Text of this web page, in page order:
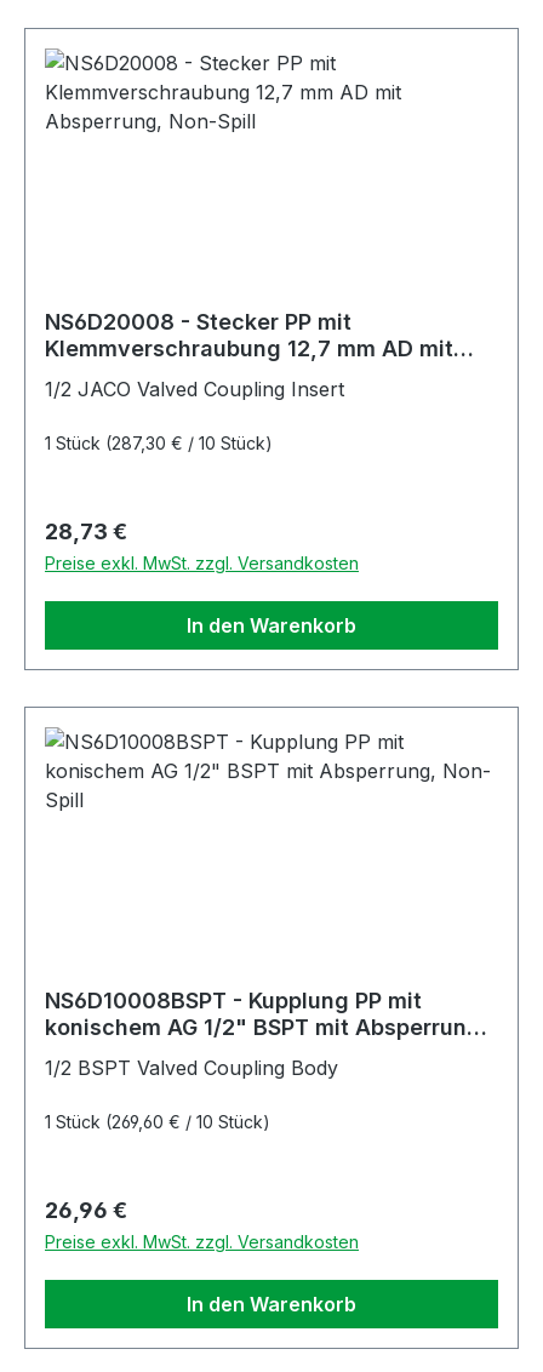
NS6D20008 - Stecker PP mit
Klemmverschraubung 12,7 mm AD mit
1/2 JACO Valved Coupling Insert
1 Stück (287,30 € / 10 Stück)
Regulärer Preis:
28,73 €
Preise exkl. MwSt. zzgl. Versandkosten
In den Warenkorb
NS6D10008BSPT - Kupplung PP mit
konischem AG 1/2" BSPT mit Absperrung,
1/2 BSPT Valved Coupling Body
1 Stück (269,60 € / 10 Stück)
Regulärer Preis:
26,96 €
Preise exkl. MwSt. zzgl. Versandkosten
In den Warenkorb